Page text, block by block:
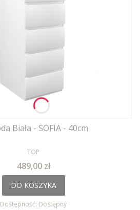
Komoda Biała - SOFIA - 40cm
PRODUCENT
TOP
Cena
489,00 zł
DO KOSZYKA
Dostępność: Dostępny